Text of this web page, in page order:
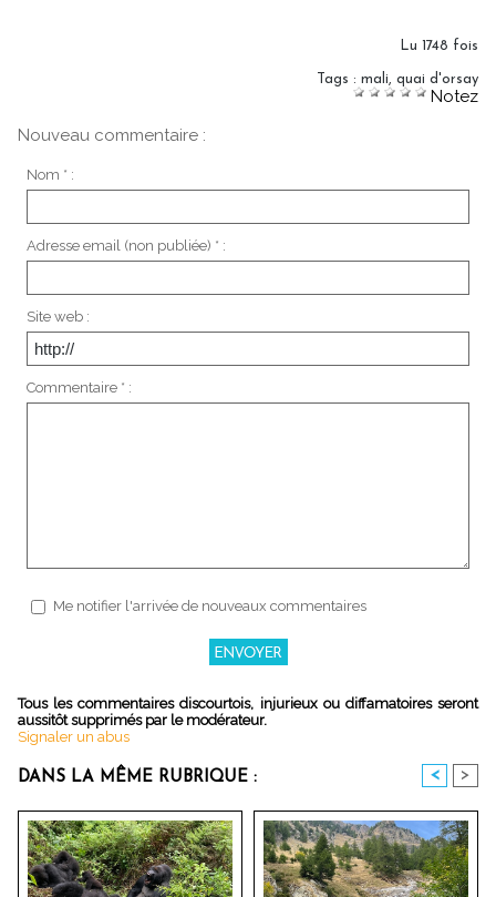
Lu 1748 fois
Tags : mali, quai d'orsay
Notez
Nouveau commentaire :
Nom * :
Adresse email (non publiée) * :
Site web :
Commentaire * :
Me notifier l'arrivée de nouveaux commentaires
Tous les commentaires discourtois, injurieux ou diffamatoires seront
aussitôt supprimés par le modérateur.
Signaler un abus
DANS LA MÊME RUBRIQUE : < >